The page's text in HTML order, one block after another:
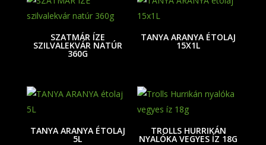
SZATMÁR ÍZE
SZILVALEKVÁR NATÚR
360G
TANYA ARANYA ÉTOLAJ
15X1L
TANYA ARANYA ÉTOLAJ
5L
TROLLS HURRIKÁN
NYALÓKA VEGYES ÍZ 18G